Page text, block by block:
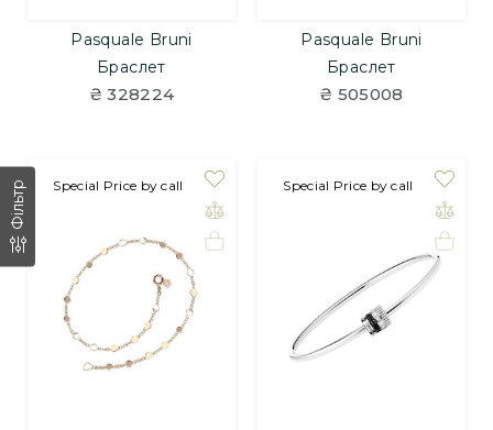
Фільтр
Pasquale Bruni
Браслет
₴ 328224
Pasquale Bruni
Браслет
₴ 505008
Special Price by call на замовлення
Special Price by call